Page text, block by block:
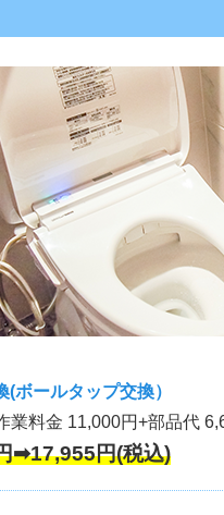
ボールタップ交換）
業料金 11,000円+部品代
➡17,955円(税込)